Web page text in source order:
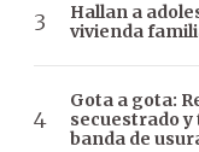
Hallan a
vivienda
Gota a gota:
secuestrado
banda de